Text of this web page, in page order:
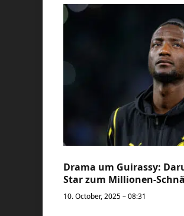
Drama um Guirassy:
Star zum Millionen-
10. October, 2025 – 08:31